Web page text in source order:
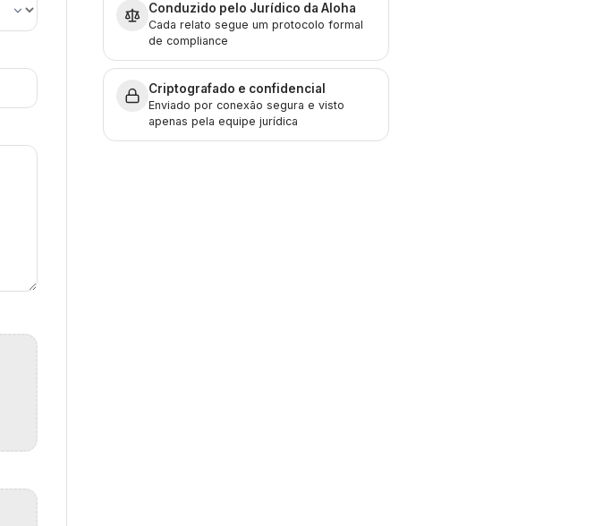
Conduzido pelo Jurídico da Aloha
Cada relato segue um protocolo formal
de compliance
Criptografado e confidencial
Enviado por conexão segura e visto
apenas pela equipe jurídica